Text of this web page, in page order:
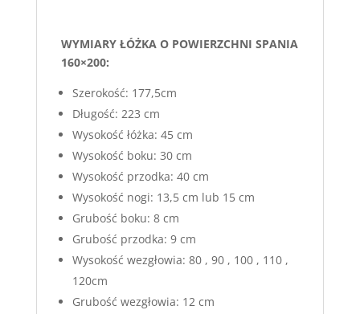
WYMIARY ŁÓŻKA O POWIERZCHNI SPANIA
160×200:
Szerokość: 177,5cm
Długość: 223 cm
Wysokość łóżka: 45 cm
Wysokość boku: 30 cm
Wysokość przodka: 40 cm
Wysokość nogi: 13,5 cm lub 15 cm
Grubość boku: 8 cm
Grubość przodka: 9 cm
Wysokość wezgłowia: 80 , 90 , 100 , 110 ,
120cm
Grubość wezgłowia: 12 cm